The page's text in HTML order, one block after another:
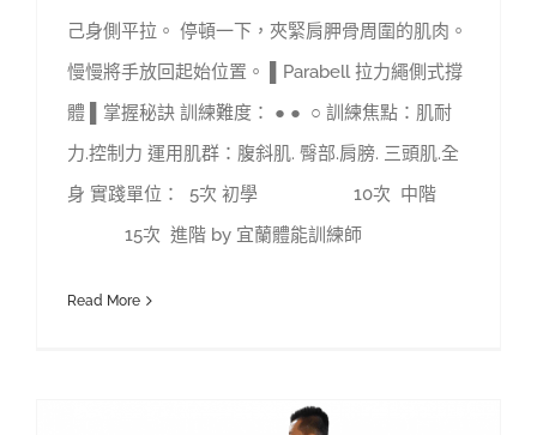
己身側平拉。 停頓一下，夾緊肩胛骨周圍的肌肉。
慢慢將手放回起始位置。 ▌Parabell 拉力繩側式撐
體 ▌掌握秘訣 訓練難度： ● ● ○ 訓練焦點：肌耐
力.控制力 運用肌群：腹斜肌. 臀部.肩膀. 三頭肌.全
身 實踐單位： 5次 初學 10次 中階
15次 進階 by 宜蘭體能訓練師
Read More